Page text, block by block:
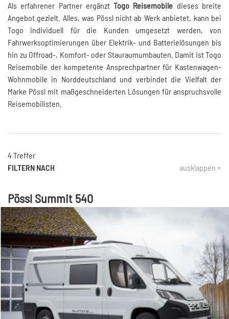
Als erfahrener Partner ergänztTogo Reisemobile dieses breite
Angebot gezielt. Alles, was Pössl nicht ab Werk anbietet, kann bei
Togo individuell für die Kunden umgesetzt werden, von
Fahrwerksoptimierungen über Elektrik- und Batterielösungen bis
hin zu Offroad-, Komfort- oder Stauraumumbauten. Damit ist Togo
Reisemobile der kompetente Ansprechpartner für Kastenwagen-
Wohnmobile in Norddeutschland und verbindet die Vielfalt der
Marke Pössl mit maßgeschneiderten Lösungen für anspruchsvolle
Reisemobilisten.
FILTERN NACH ausklappen +
4 Treffer
Pössl Summit 540